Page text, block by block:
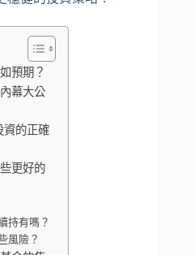
預期？
幕大公
資的正確
更好的
持有嗎？
風險？